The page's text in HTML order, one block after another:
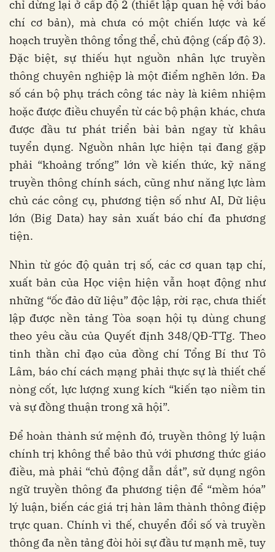
chỉ dừng lại ở cấp độ 2 (thiết lập quan hệ với báo
chí cơ bản), mà chưa có một chiến lược và kế
hoạch truyền thông tổng thể, chủ động (cấp độ 3).
Đặc biệt, sự thiếu hụt nguồn nhân lực truyền
thông chuyên nghiệp là một điểm nghẽn lớn. Đa
số cán bộ phụ trách công tác này là kiêm nhiệm
hoặc được điều chuyển từ các bộ phận khác, chưa
được đầu tư phát triển bài bản ngay từ khâu
tuyển dụng. Nguồn nhân lực hiện tại đang gặp
phải “khoảng trống” lớn về kiến thức, kỹ năng
truyền thông chính sách, cũng như năng lực làm
chủ các công cụ, phương tiện số như AI, Dữ liệu
lớn (Big Data) hay sản xuất báo chí đa phương
tiện.
Nhìn từ góc độ quản trị số, các cơ quan tạp chí,
xuất bản của Học viện hiện vẫn hoạt động như
những “ốc đảo dữ liệu” độc lập, rời rạc, chưa thiết
lập được nền tảng Tòa soạn hội tụ dùng chung
theo yêu cầu của Quyết định 348/QĐ-TTg. Theo
tinh thần chỉ đạo của đồng chí Tổng Bí thư Tô
Lâm, báo chí cách mạng phải thực sự là thiết chế
nòng cốt, lực lượng xung kích “kiến tạo niềm tin
và sự đồng thuận trong xã hội”.
Để hoàn thành sứ mệnh đó, truyền thông lý luận
chính trị không thể bảo thủ với phương thức giáo
điều, mà phải “chủ động dẫn dắt”, sử dụng ngôn
ngữ truyền thông đa phương tiện để “mềm hóa”
lý luận, biến các giá trị hàn lâm thành thông điệp
trực quan. Chính vì thế, chuyển đổi số và truyền
thông đa nền tảng đòi hỏi sự đầu tư mạnh mẽ, tuy